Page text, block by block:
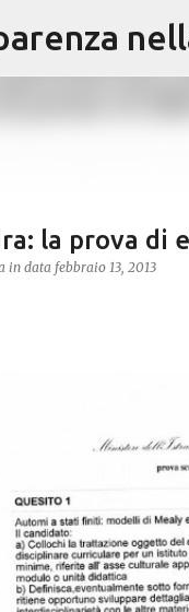
la prova di
in data febbraio 13, 2013